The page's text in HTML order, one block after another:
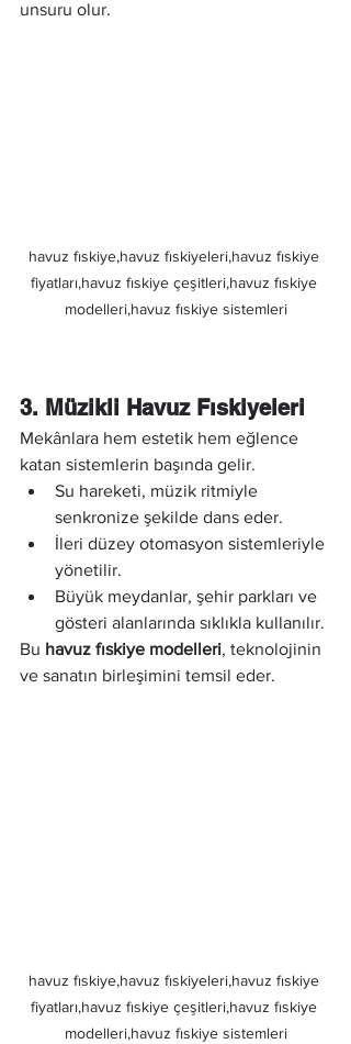
unsuru olur.
havuz fıskiye,havuz fıskiyeleri,havuz fıskiye
fiyatları,havuz fıskiye çeşitleri,havuz fıskiye
modelleri,havuz fıskiye sistemleri
3. Müzikli Havuz Fıskiyeleri
Mekânlara hem estetik hem eğlence
katan sistemlerin başında gelir.
Su hareketi, müzik ritmiyle
senkronize şekilde dans eder.
İleri düzey otomasyon sistemleriyle
yönetilir.
Büyük meydanlar, şehir parkları ve
gösteri alanlarında sıklıkla kullanılır.
Bu havuz fıskiye modelleri, teknolojinin
ve sanatın birleşimini temsil eder.
havuz fıskiye,havuz fıskiyeleri,havuz fıskiye
fiyatları,havuz fıskiye çeşitleri,havuz fıskiye
modelleri,havuz fıskiye sistemleri